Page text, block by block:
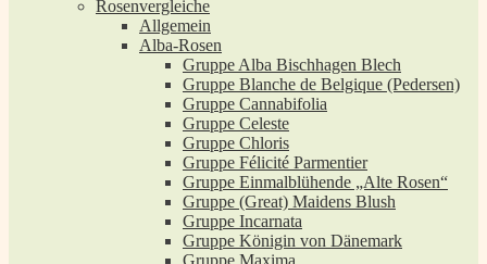
Rosenvergleiche
Allgemein
Alba-Rosen
Gruppe Alba Bischhagen Blech
Gruppe Blanche de Belgique (Pedersen)
Gruppe Cannabifolia
Gruppe Celeste
Gruppe Chloris
Gruppe Félicité Parmentier
Gruppe Einmalblühende „Alte Rosen“
Gruppe (Great) Maidens Blush
Gruppe Incarnata
Gruppe Königin von Dänemark
Gruppe Maxima